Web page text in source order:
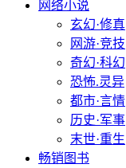
网络小说
玄幻·修真
网游·竞技
奇幻·科幻
恐怖.灵异
都市·言情
历史·军事
末世·重生
畅销图书